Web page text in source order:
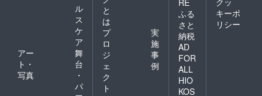
ル
ス
ケ
ア
アー
ト・
写真
舞
台
・
パ
と
は
プ
ロ
ジ
ェ
ク
ト
実
施
事
例
RE
ふる
さと
納税
AD
FOR
ALL
HIO
KOS
キーポ
リシー